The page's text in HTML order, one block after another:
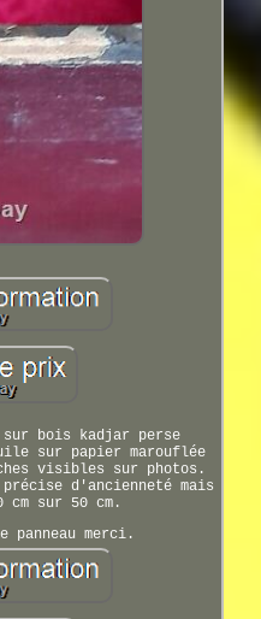
sur bois kadjar perse
sur papier marouflée
visibles sur photos.
d'ancienneté mais
sur 50 cm.
panneau merci.